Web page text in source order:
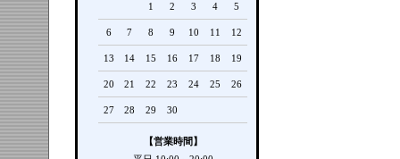
1 2 3 4 5
6 7 8 9 10 11 12
13 14 15 16 17 18 19
20 21 22 23 24 25 26
27 28 29 30
【営業時間】